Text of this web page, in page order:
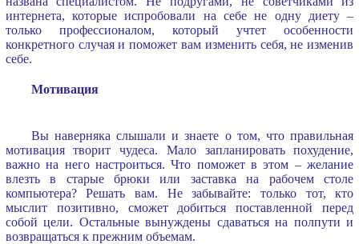
интернета, которые испробовали на себе не одну диету –
только профессионалом, который учтет особенности
конкретного случая и поможет вам изменить себя, не изменив
себе.
Мотивация
Вы наверняка слышали и знаете о том, что правильная
мотивация творит чудеса. Мало запланировать похудение,
важно на него настроиться. Что поможет в этом – желание
влезть в старые брюки или заставка на рабочем столе
компьютера? Решать вам. Не забывайте: только тот, кто
мыслит позитивно, сможет добиться поставленной перед
собой цели. Остальные вынуждены сдаваться на полпути и
возвращаться к прежним объемам.